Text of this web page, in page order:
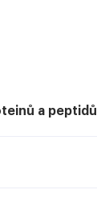
a peptidů